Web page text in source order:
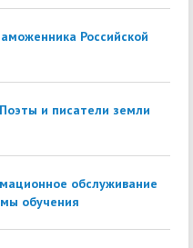
Российской
и писатели земли
обслуживание
обучения